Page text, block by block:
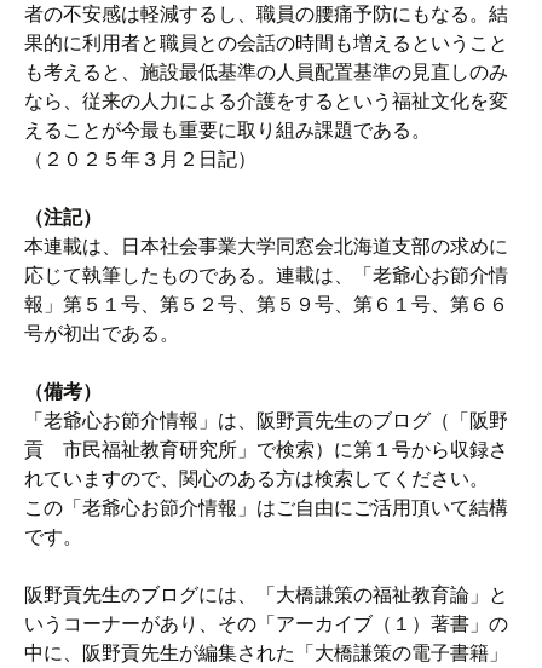
者の不安感は軽減するし、職員の腰痛予防にもなる。結
果的に利用者と職員との会話の時間も増えるということ
も考えると、施設最低基準の人員配置基準の見直しのみ
なら、従来の人力による介護をするという福祉文化を変
えることが今最も重要に取り組み課題である。
（２０２５年３月２日記）
（注記）
本連載は、日本社会事業大学同窓会北海道支部の求めに
応じて執筆したものである。連載は、「老爺心お節介情
報」第５１号、第５２号、第５９号、第６１号、第６６
号が初出である。
（備考）
「老爺心お節介情報」は、阪野貢先生のブログ（「阪野
貢 市民福祉教育研究所」で検索）に第１号から収録さ
れていますので、関心のある方は検索してください。
この「老爺心お節介情報」はご自由にご活用頂いて結構
です。
阪野貢先生のブログには、「大橋謙策の福祉教育論」と
いうコーナーがあり、その「アーカイブ（１）著書」の
中に、阪野貢先生が編集された「大橋謙策の電子書籍」